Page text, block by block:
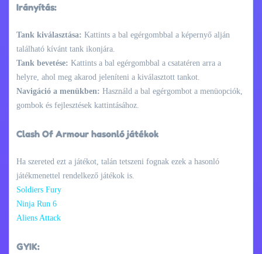
Irányítás:
Tank kiválasztása: Kattints a bal egérgombbal a képernyő alján
található kívánt tank ikonjára.
Tank bevetése: Kattints a bal egérgombbal a csatatéren arra a
helyre, ahol meg akarod jeleníteni a kiválasztott tankot.
Navigáció a menükben: Használd a bal egérgombot a menüopciók,
gombok és fejlesztések kattintásához.
Clash Of Armour hasonló játékok
Ha szereted ezt a játékot, talán tetszeni fognak ezek a hasonló
játékmenettel rendelkező játékok is.
Soldiers Fury
Ninja Run 6
Aliens Attack
GYIK: